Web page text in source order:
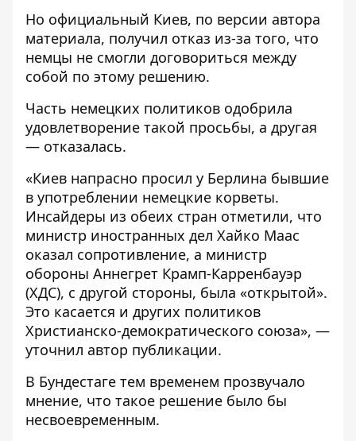
Но официальный Киев, по версии автора
материала, получил отказ из-за того, что
немцы не смогли договориться между
собой по этому решению.
Часть немецких политиков одобрила
удовлетворение такой просьбы, а другая
— отказалась.
«Киев напрасно просил у Берлина бывшие
в употреблении немецкие корветы.
Инсайдеры из обеих стран отметили, что
министр иностранных дел Хайко Маас
оказал сопротивление, а министр
обороны Аннегрет Крамп-Карренбауэр
(ХДС), с другой стороны, была «открытой».
Это касается и других политиков
Христианско-демократического союза», —
уточнил автор публикации.
В Бундестаге тем временем прозвучало
мнение, что такое решение было бы
несвоевременным.